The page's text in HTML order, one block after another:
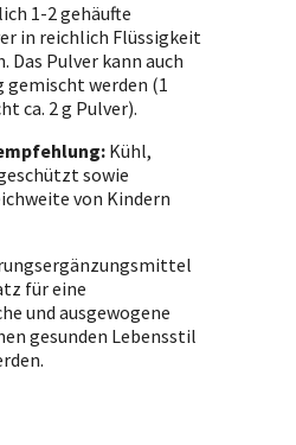
1-2 gehäufte
in reichlich Flüssigkeit
Das Pulver kann auch
gemischt werden (1
ca. 2 g Pulver).
Kühl,
sowie
von Kindern
für eine
und ausgewogene
gesunden Lebensstil